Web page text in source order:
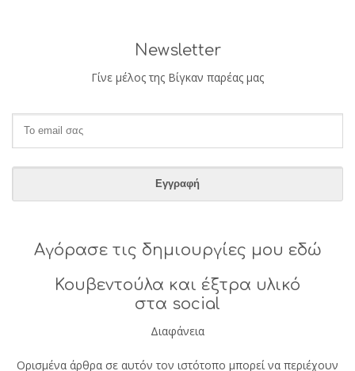
Newsletter
Γίνε μέλος της Βίγκαν παρέας μας
Αγόρασε τις δημιουργίες μου εδώ
Κουβεντούλα και έξτρα υλικό
στα social
Διαφάνεια
Ορισμένα άρθρα σε αυτόν τον ιστότοπο μπορεί να περιέχουν